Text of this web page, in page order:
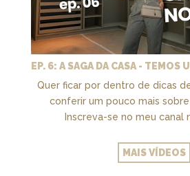
Quer ficar por dentro de dicas
conferir um pouco mais
Inscreva-se no meu canal
MAIS VÍDEOS